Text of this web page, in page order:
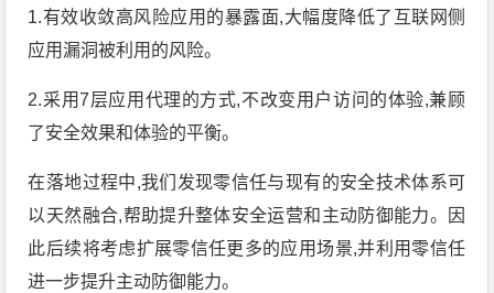
1.有效收敛高风险应用的暴露面,大幅度降低了互联网侧
应用漏洞被利用的风险。
2.采用7层应用代理的方式,不改变用户访问的体验,兼顾
了安全效果和体验的平衡。
在落地过程中,我们发现零信任与现有的安全技术体系可
以天然融合,帮助提升整体安全运营和主动防御能力。因
此后续将考虑扩展零信任更多的应用场景,并利用零信任
进一步提升主动防御能力。